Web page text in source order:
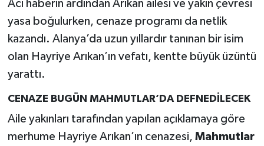
Acı haberin ardından Arıkan ailesi ve yakın çevresi
yasa boğulurken, cenaze programı da netlik
kazandı. Alanya’da uzun yıllardır tanınan bir isim
olan Hayriye Arıkan’ın vefatı, kentte büyük üzüntü
yarattı.
CENAZE BUGÜN MAHMUTLAR’DA DEFNEDİLECEK
Aile yakınları tarafından yapılan açıklamaya göre
merhume Hayriye Arıkan’ın cenazesi, Mahmutlar